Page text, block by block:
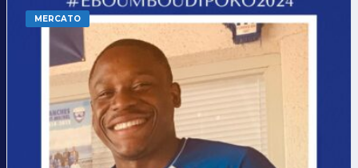
MERCATO